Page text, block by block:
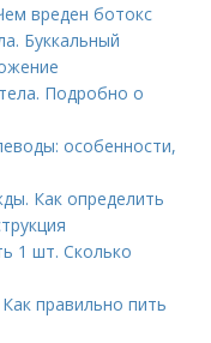
вреден ботокс
Буккальный
Подробно о
особенности,
Как определить
1 шт. Сколько
правильно пить